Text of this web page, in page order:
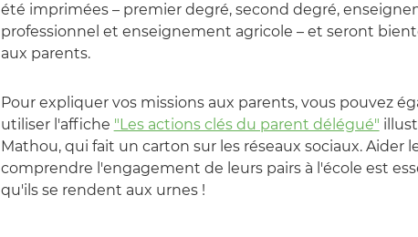
été imprimées – premier degré, second degré,
professionnel et enseignement agricole – et seront
aux parents.
Pour expliquer vos missions aux parents, vous pouvez
utiliser l'affiche "Les actions clés du parent délégué"
Mathou, qui fait un carton sur les réseaux sociaux. Aider
comprendre l'engagement de leurs pairs à l'école est
qu'ils se rendent aux urnes !